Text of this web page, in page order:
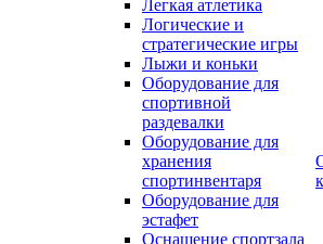
Легкая атлетика
Логические и
стратегические игры
Лыжи и коньки
Оборудование для
спортивной
раздевалки
Оборудование для
хранения
спортинвентаря
Оборудование для
эстафет
Оснащение спортзала